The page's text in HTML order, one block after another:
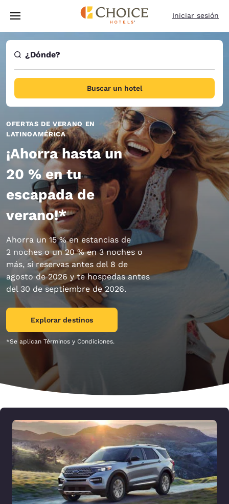
Pasar A Contenido Principal
Iniciar sesión
¿Dónde?
Buscar un hotel
OFERTAS DE VERANO EN
LATINOAMÉRICA
¡Ahorra hasta un
20 % en tu
escapada de
verano!*
Ahorra un 15 % en estancias de
2 noches o un 20 % en 3 noches o
más, si reservas antes del 8 de
agosto de 2026 y te hospedas antes
del 30 de septiembre de 2026.
Explorar destinos
*Se aplican Términos y Condiciones.